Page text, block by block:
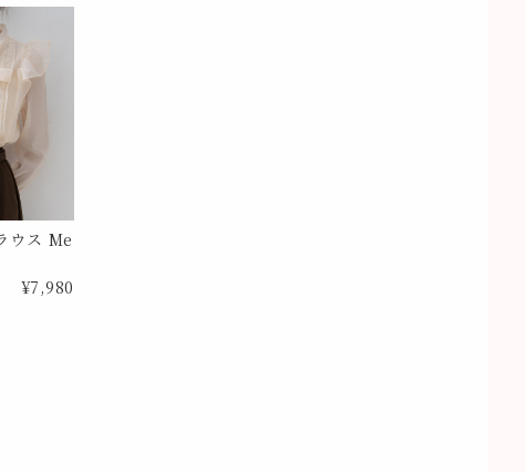
ウス Me
¥7,980